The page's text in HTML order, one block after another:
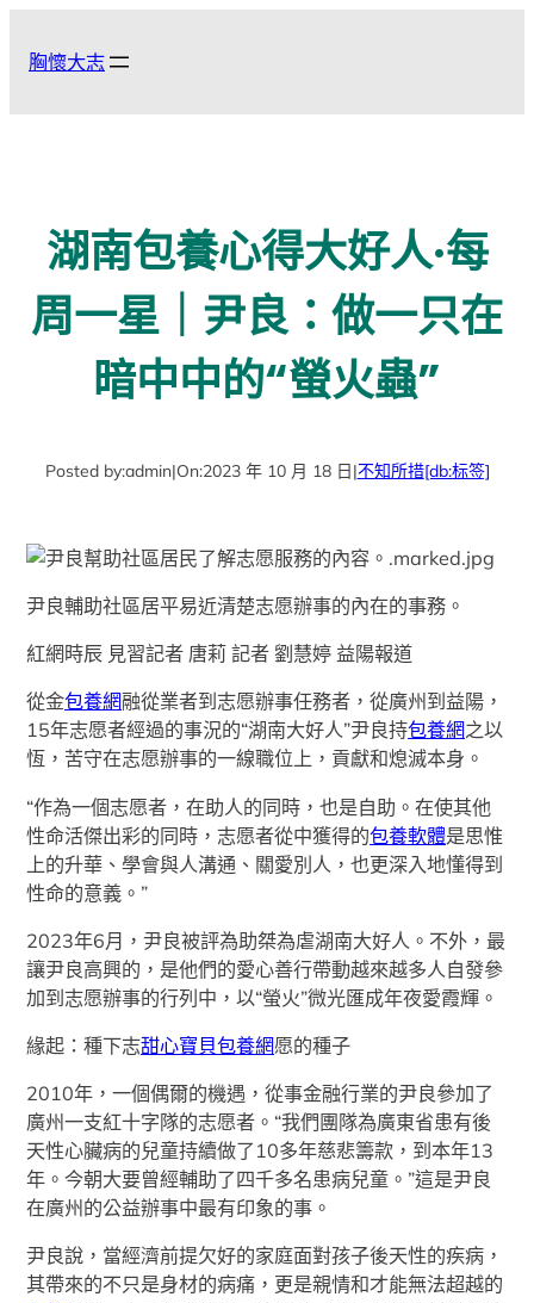
胸懷大志
湖南包養心得大好人·每
周一星｜尹良：做一只在
暗中中的“螢火蟲”
Posted by:admin|On:2023 年 10 月 18 日|不知所措[db:标签]
尹良輔助社區居平易近清楚志愿辦事的內在的事務。
紅網時辰 見習記者 唐莉 記者 劉慧婷 益陽報道
從金包養網融從業者到志愿辦事任務者，從廣州到益陽，
15年志愿者經過的事況的“湖南大好人”尹良持包養網之以
恆，苦守在志愿辦事的一線職位上，貢獻和熄滅本身。
“作為一個志愿者，在助人的同時，也是自助。在使其他
性命活傑出彩的同時，志愿者從中獲得的包養軟體是思惟
上的升華、學會與人溝通、關愛別人，也更深入地懂得到
性命的意義。”
2023年6月，尹良被評為助桀為虐湖南大好人。不外，最
讓尹良高興的，是他們的愛心善行帶動越來越多人自發參
加到志愿辦事的行列中，以“螢火”微光匯成年夜愛霞輝。
緣起：種下志甜心寶貝包養網愿的種子
2010年，一個偶爾的機遇，從事金融行業的尹良參加了
廣州一支紅十字隊的志愿者。“我們團隊為廣東省患有後
天性心臟病的兒童持續做了10多年慈悲籌款，到本年13
年。今朝大要曾經輔助了四千多名患病兒童。”這是尹良
在廣州的公益辦事中最有印象的事。
尹良說，當經濟前提欠好的家庭面對孩子後天性的疾病，
其帶來的不只是身材的病痛，更是親情和才能無法超越的